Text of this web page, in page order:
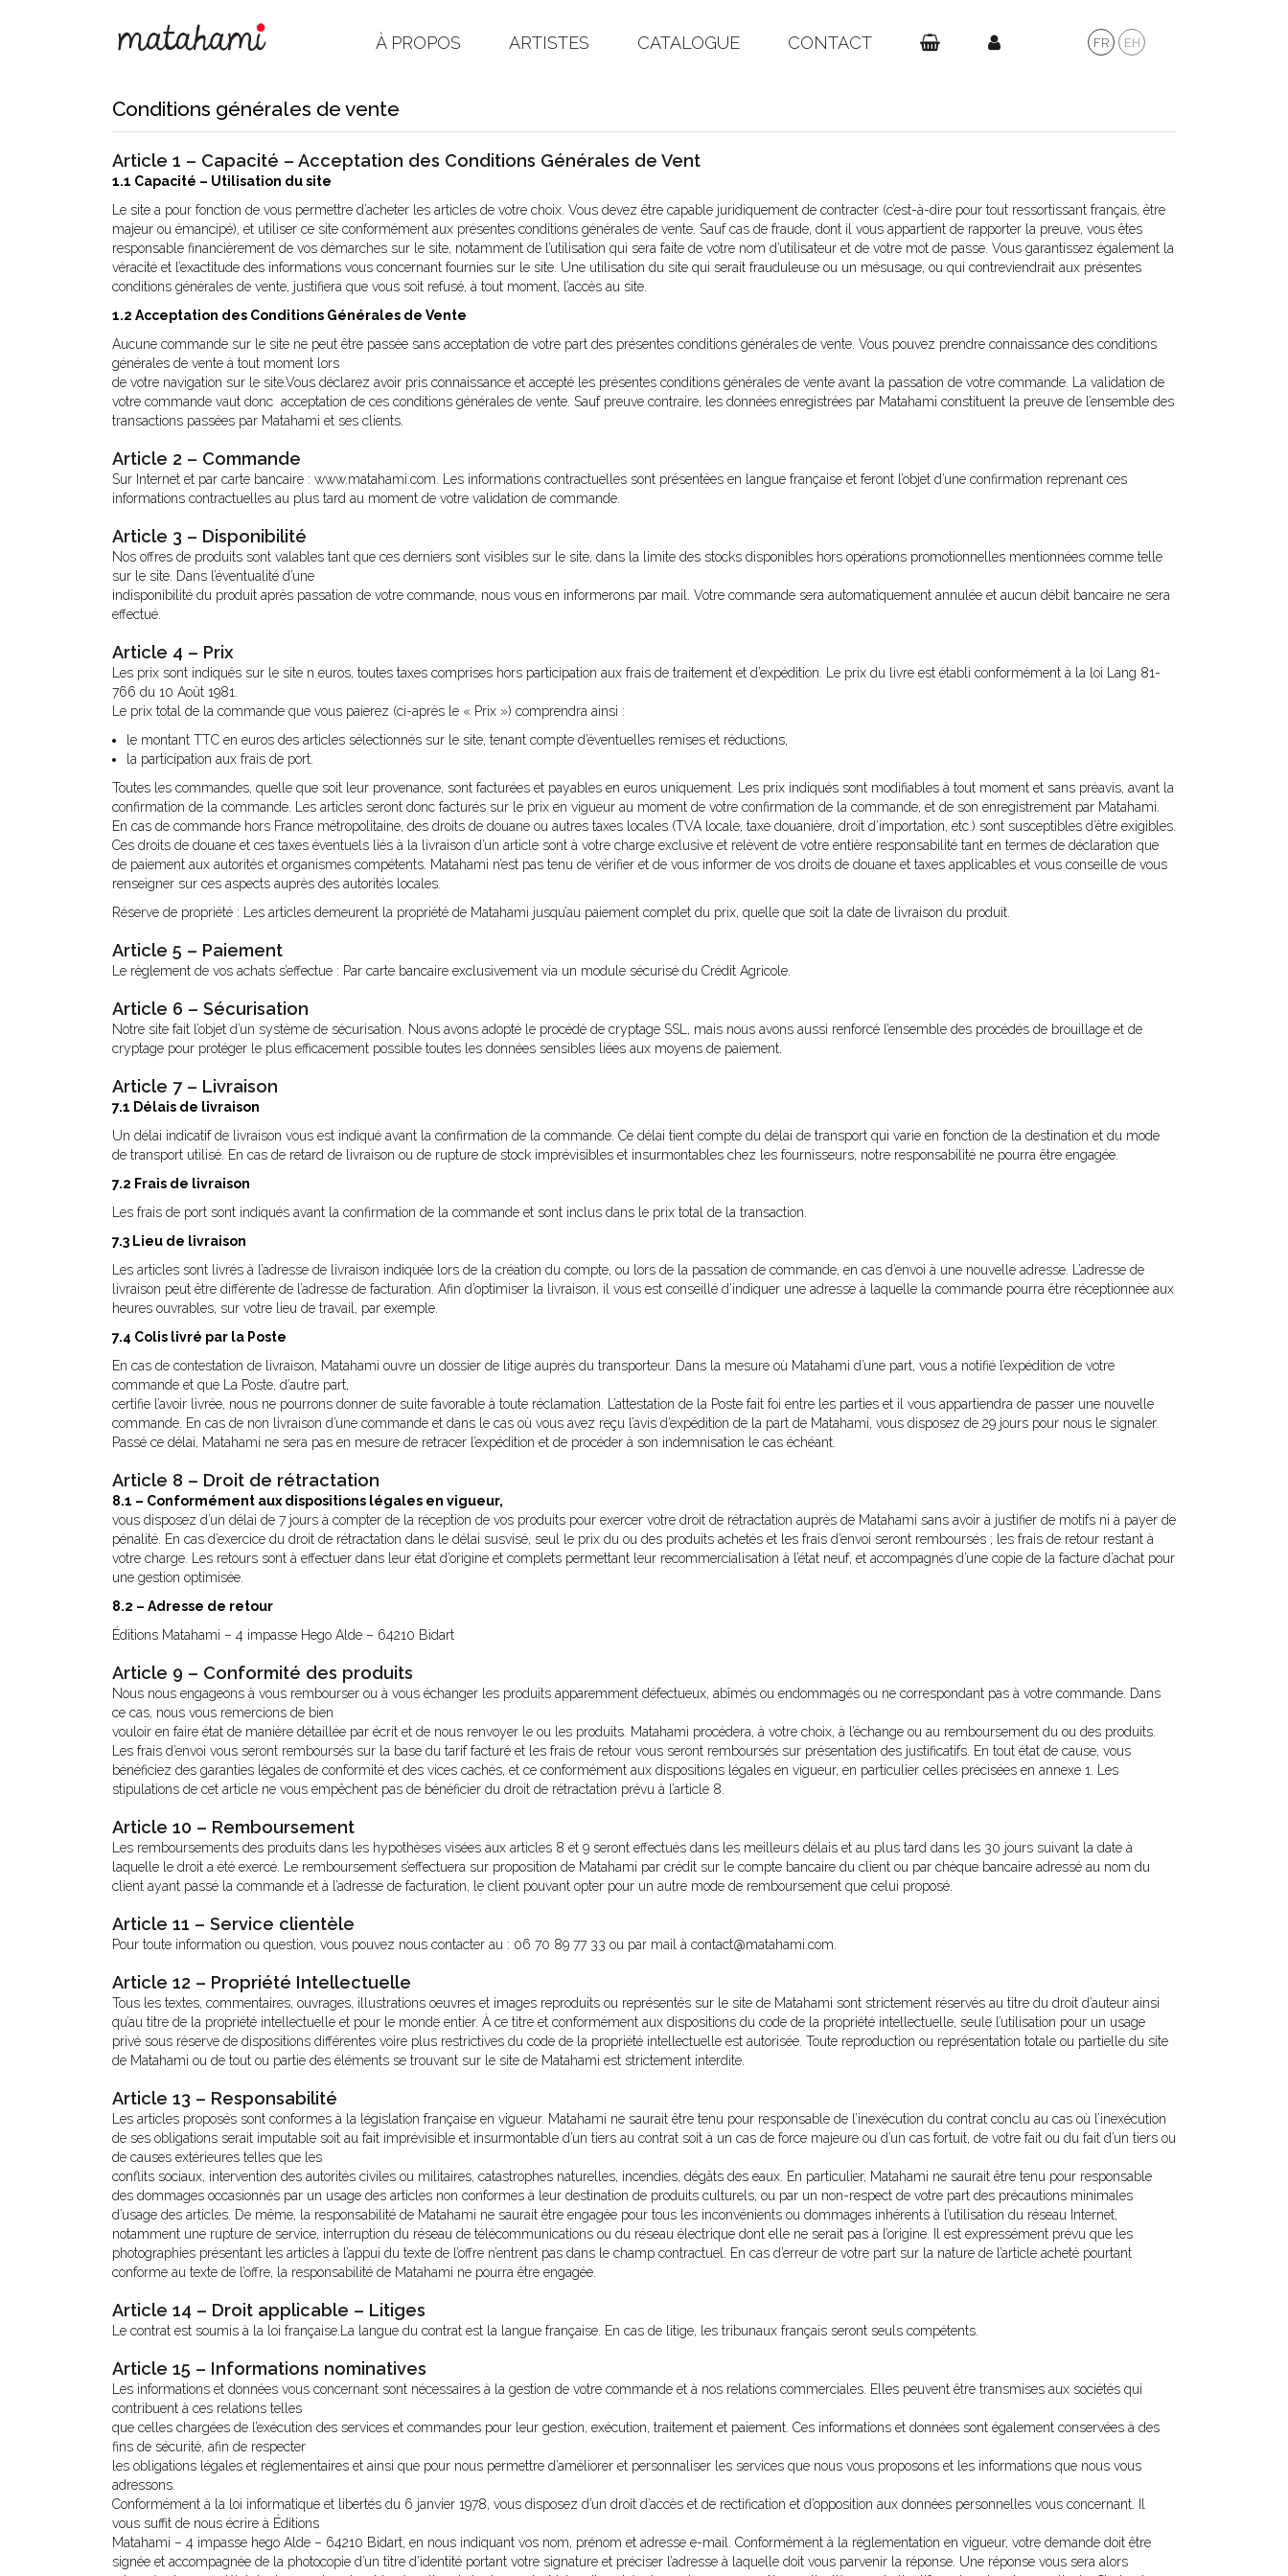
À PROPOS ARTISTES CATALOGUE CONTACT FR EH
Conditions générales de vente
Article 1 – Capacité – Acceptation des Conditions Générales de Vent
1.1 Capacité – Utilisation du site
Le site a pour fonction de vous permettre d’acheter les articles de votre choix. Vous devez être capable juridiquement de contracter (c’est-à-dire pour tout ressortissant français, être
majeur ou émancipé), et utiliser ce site conformément aux présentes conditions générales de vente. Sauf cas de fraude, dont il vous appartient de rapporter la preuve, vous êtes
responsable financièrement de vos démarches sur le site, notamment de l’utilisation qui sera faite de votre nom d’utilisateur et de votre mot de passe. Vous garantissez également la
véracité et l’exactitude des informations vous concernant fournies sur le site. Une utilisation du site qui serait frauduleuse ou un mésusage, ou qui contreviendrait aux présentes
conditions générales de vente, justifiera que vous soit refusé, à tout moment, l’accès au site.
1.2 Acceptation des Conditions Générales de Vente
Aucune commande sur le site ne peut être passée sans acceptation de votre part des présentes conditions générales de vente. Vous pouvez prendre connaissance des conditions
générales de vente à tout moment lors
de votre navigation sur le site.Vous déclarez avoir pris connaissance et accepté les présentes conditions générales de vente avant la passation de votre commande. La validation de
votre commande vaut donc acceptation de ces conditions générales de vente. Sauf preuve contraire, les données enregistrées par Matahami constituent la preuve de l’ensemble des
transactions passées par Matahami et ses clients.
Article 2 – Commande
Sur Internet et par carte bancaire : www.matahami.com. Les informations contractuelles sont présentées en langue française et feront l’objet d’une confirmation reprenant ces
informations contractuelles au plus tard au moment de votre validation de commande.
Article 3 – Disponibilité
Nos offres de produits sont valables tant que ces derniers sont visibles sur le site, dans la limite des stocks disponibles hors opérations promotionnelles mentionnées comme telle
sur le site. Dans l’éventualité d’une
indisponibilité du produit après passation de votre commande, nous vous en informerons par mail. Votre commande sera automatiquement annulée et aucun débit bancaire ne sera
effectué.
Article 4 – Prix
Les prix sont indiqués sur le site n euros, toutes taxes comprises hors participation aux frais de traitement et d’expédition. Le prix du livre est établi conformément à la loi Lang 81-
766 du 10 Août 1981.
Le prix total de la commande que vous paierez (ci-après le « Prix ») comprendra ainsi :
le montant TTC en euros des articles sélectionnés sur le site, tenant compte d’éventuelles remises et réductions,
la participation aux frais de port.
Toutes les commandes, quelle que soit leur provenance, sont facturées et payables en euros uniquement. Les prix indiqués sont modifiables à tout moment et sans préavis, avant la
confirmation de la commande. Les articles seront donc facturés sur le prix en vigueur au moment de votre confirmation de la commande, et de son enregistrement par Matahami.
En cas de commande hors France métropolitaine, des droits de douane ou autres taxes locales (TVA locale, taxe douanière, droit d’importation, etc.) sont susceptibles d’être exigibles.
Ces droits de douane et ces taxes éventuels liés à la livraison d’un article sont à votre charge exclusive et relèvent de votre entière responsabilité tant en termes de déclaration que
de paiement aux autorités et organismes compétents. Matahami n’est pas tenu de vérifier et de vous informer de vos droits de douane et taxes applicables et vous conseille de vous
renseigner sur ces aspects auprès des autorités locales.
Réserve de propriété : Les articles demeurent la propriété de Matahami jusqu’au paiement complet du prix, quelle que soit la date de livraison du produit.
Article 5 – Paiement
Le règlement de vos achats s’effectue : Par carte bancaire exclusivement via un module sécurisé du Crédit Agricole.
Article 6 – Sécurisation
Notre site fait l’objet d’un système de sécurisation. Nous avons adopté le procédé de cryptage SSL, mais nous avons aussi renforcé l’ensemble des procédés de brouillage et de
cryptage pour protéger le plus efficacement possible toutes les données sensibles liées aux moyens de paiement.
Article 7 – Livraison
7.1 Délais de livraison
Un délai indicatif de livraison vous est indiqué avant la confirmation de la commande. Ce délai tient compte du délai de transport qui varie en fonction de la destination et du mode
de transport utilisé. En cas de retard de livraison ou de rupture de stock imprévisibles et insurmontables chez les fournisseurs, notre responsabilité ne pourra être engagée.
7.2 Frais de livraison
Les frais de port sont indiqués avant la confirmation de la commande et sont inclus dans le prix total de la transaction.
7.3 Lieu de livraison
Les articles sont livrés à l’adresse de livraison indiquée lors de la création du compte, ou lors de la passation de commande, en cas d’envoi à une nouvelle adresse. L’adresse de
livraison peut être différente de l’adresse de facturation. Afin d’optimiser la livraison, il vous est conseillé d’indiquer une adresse à laquelle la commande pourra être réceptionnée aux
heures ouvrables, sur votre lieu de travail, par exemple.
7.4 Colis livré par la Poste
En cas de contestation de livraison, Matahami ouvre un dossier de litige auprès du transporteur. Dans la mesure où Matahami d’une part, vous a notifié l’expédition de votre
commande et que La Poste, d’autre part,
certifie l’avoir livrée, nous ne pourrons donner de suite favorable à toute réclamation. L’attestation de la Poste fait foi entre les parties et il vous appartiendra de passer une nouvelle
commande. En cas de non livraison d’une commande et dans le cas où vous avez reçu l’avis d’expédition de la part de Matahami, vous disposez de 29 jours pour nous le signaler.
Passé ce délai, Matahami ne sera pas en mesure de retracer l’expédition et de procéder à son indemnisation le cas échéant.
Article 8 – Droit de rétractation
8.1 – Conformément aux dispositions légales en vigueur,
vous disposez d’un délai de 7 jours à compter de la réception de vos produits pour exercer votre droit de rétractation auprès de Matahami sans avoir à justifier de motifs ni à payer de
pénalité. En cas d’exercice du droit de rétractation dans le délai susvisé, seul le prix du ou des produits achetés et les frais d’envoi seront remboursés ; les frais de retour restant à
votre charge. Les retours sont à effectuer dans leur état d’origine et complets permettant leur recommercialisation à l’état neuf, et accompagnés d’une copie de la facture d’achat pour
une gestion optimisée.
8.2 – Adresse de retour
Éditions Matahami – 4 impasse Hego Alde – 64210 Bidart
Article 9 – Conformité des produits
Nous nous engageons à vous rembourser ou à vous échanger les produits apparemment défectueux, abîmés ou endommagés ou ne correspondant pas à votre commande. Dans
ce cas, nous vous remercions de bien
vouloir en faire état de manière détaillée par écrit et de nous renvoyer le ou les produits. Matahami procédera, à votre choix, à l’échange ou au remboursement du ou des produits.
Les frais d’envoi vous seront remboursés sur la base du tarif facturé et les frais de retour vous seront remboursés sur présentation des justificatifs. En tout état de cause, vous
bénéficiez des garanties légales de conformité et des vices cachés, et ce conformément aux dispositions légales en vigueur, en particulier celles précisées en annexe 1. Les
stipulations de cet article ne vous empêchent pas de bénéficier du droit de rétractation prévu à l’article 8.
Article 10 – Remboursement
Les remboursements des produits dans les hypothèses visées aux articles 8 et 9 seront effectués dans les meilleurs délais et au plus tard dans les 30 jours suivant la date à
laquelle le droit a été exercé. Le remboursement s’effectuera sur proposition de Matahami par crédit sur le compte bancaire du client ou par chèque bancaire adressé au nom du
client ayant passé la commande et à l’adresse de facturation, le client pouvant opter pour un autre mode de remboursement que celui proposé.
Article 11 – Service clientèle
Pour toute information ou question, vous pouvez nous contacter au : 06 70 89 77 33 ou par mail à contact@matahami.com.
Article 12 – Propriété Intellectuelle
Tous les textes, commentaires, ouvrages, illustrations oeuvres et images reproduits ou représentés sur le site de Matahami sont strictement réservés au titre du droit d’auteur ainsi
qu’au titre de la propriété intellectuelle et pour le monde entier. À ce titre et conformément aux dispositions du code de la propriété intellectuelle, seule l’utilisation pour un usage
privé sous réserve de dispositions différentes voire plus restrictives du code de la propriété intellectuelle est autorisée. Toute reproduction ou représentation totale ou partielle du site
de Matahami ou de tout ou partie des éléments se trouvant sur le site de Matahami est strictement interdite.
Article 13 – Responsabilité
Les articles proposés sont conformes à la législation française en vigueur. Matahami ne saurait être tenu pour responsable de l’inexécution du contrat conclu au cas où l’inexécution
de ses obligations serait imputable soit au fait imprévisible et insurmontable d’un tiers au contrat soit à un cas de force majeure ou d’un cas fortuit, de votre fait ou du fait d’un tiers ou
de causes extérieures telles que les
conflits sociaux, intervention des autorités civiles ou militaires, catastrophes naturelles, incendies, dégâts des eaux. En particulier, Matahami ne saurait être tenu pour responsable
des dommages occasionnés par un usage des articles non conformes à leur destination de produits culturels, ou par un non-respect de votre part des précautions minimales
d’usage des articles. De même, la responsabilité de Matahami ne saurait être engagée pour tous les inconvénients ou dommages inhérents à l’utilisation du réseau Internet,
notamment une rupture de service, interruption du réseau de télécommunications ou du réseau électrique dont elle ne serait pas à l’origine. Il est expressément prévu que les
photographies présentant les articles à l’appui du texte de l’offre n’entrent pas dans le champ contractuel. En cas d’erreur de votre part sur la nature de l’article acheté pourtant
conforme au texte de l’offre, la responsabilité de Matahami ne pourra être engagée.
Article 14 – Droit applicable – Litiges
Le contrat est soumis à la loi française.La langue du contrat est la langue française. En cas de litige, les tribunaux français seront seuls compétents.
Article 15 – Informations nominatives
Les informations et données vous concernant sont nécessaires à la gestion de votre commande et à nos relations commerciales. Elles peuvent être transmises aux sociétés qui
contribuent à ces relations telles
que celles chargées de l’exécution des services et commandes pour leur gestion, exécution, traitement et paiement. Ces informations et données sont également conservées à des
fins de sécurité, afin de respecter
les obligations légales et réglementaires et ainsi que pour nous permettre d’améliorer et personnaliser les services que nous vous proposons et les informations que nous vous
adressons.
Conformément à la loi informatique et libertés du 6 janvier 1978, vous disposez d’un droit d’accès et de rectification et d’opposition aux données personnelles vous concernant. Il
vous suffit de nous écrire à Éditions
Matahami – 4 impasse hego Alde – 64210 Bidart, en nous indiquant vos nom, prénom et adresse e-mail. Conformément à la réglementation en vigueur, votre demande doit être
signée et accompagnée de la photocopie d’un titre d’identité portant votre signature et préciser l’adresse à laquelle doit vous parvenir la réponse. Une réponse vous sera alors